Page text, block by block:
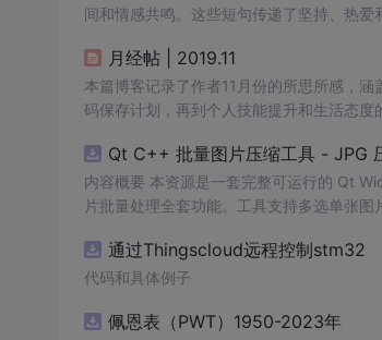
间和情感共鸣。这些短句传递了坚持、热
月经帖 | 2019.11
本篇博客记录了作者11月份的所思所感，
码保存计划，再到个人技能提升和生活态度
Qt C++ 批量图片压缩工具 - JPG
内容概要 本资源是一套完整可运行的 Qt
片批量处理全套功能。工具支持多选单张
示压缩效果。 适用人群 Qt/C++ 零基础初
设计、自媒体从业者； 想要学习图片缩放
QImage 缩放保存、QSlider 参数联动、批
通过Thingscloud远程控制stm32
代码和具体例子
佩恩表（PWT）1950-2023年